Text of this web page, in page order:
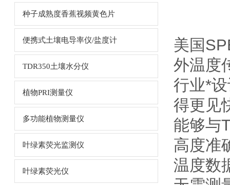
种子成熟度香蕉视频黄色片
便携式土壤电导率仪/盐度计
TDR350土壤水分仪
植物PRI测量仪
多功能植物测量仪
叶绿素荧光监测仪
叶绿素荧光仪
美国
外温度
行业*设
得更见快
能够与
高度准
温度数